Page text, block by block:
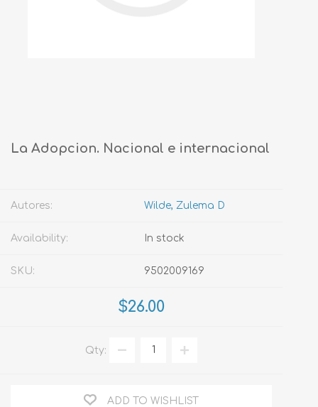
La Adopcion. Nacional e internacional
Autores: Wilde, Zulema D
Availability: In stock
SKU: 9502009169
$26.00
Qty:
ADD TO WISHLIST